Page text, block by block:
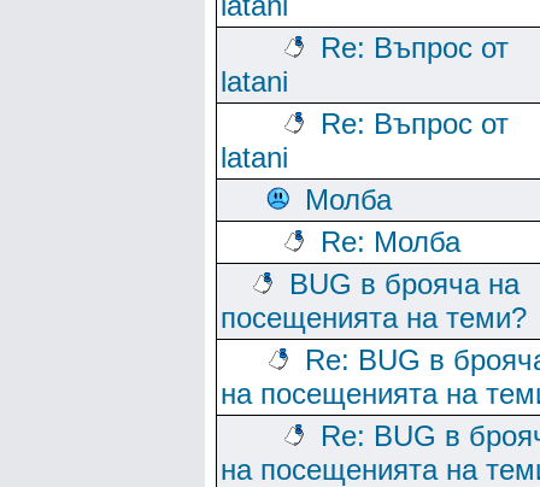
Re: Въпрос от
latani
Re: Въпрос от
latani
Молба
Re: Молба
BUG в брояча на
посещенията на теми?
Re: BUG в
на посещенията на
Re: BUG в
на посещенията на